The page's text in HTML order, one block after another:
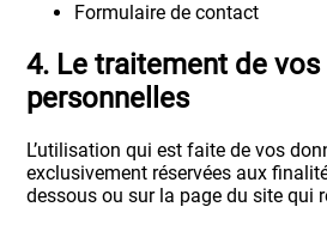
Formulaire de contact
4. Le traitement de
personnelles
L’utilisation qui est faite de vos
exclusivement réservées aux
dessous ou sur la page du site qui